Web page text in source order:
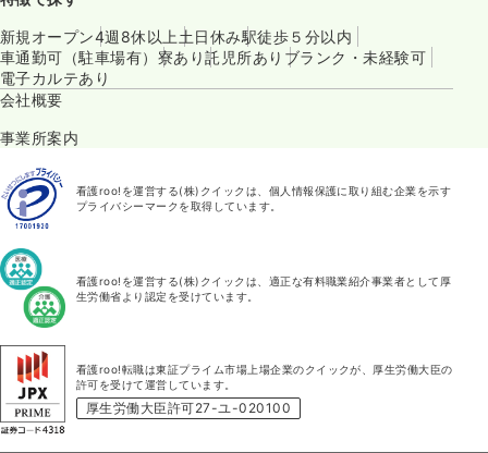
新規オープン4週8休以上 土日休み駅徒歩５分以内
車通勤可（駐車場有） 寮あり託児所あり ブランク・未経験可
電子カルテあり
会社概要
事業所案内
看護roo!を運営する(株)クイックは、個人情報保護に取り組む企業を示す
プライバシーマークを取得しています。
看護roo!を運営する(株)クイックは、適正な有料職業紹介事業者として厚
生労働省より認定を受けています。
看護roo!転職は東証プライム市場上場企業のクイックが、厚生労働大臣の
許可を受けて運営しています。
厚生労働大臣許可27-ユ-020100